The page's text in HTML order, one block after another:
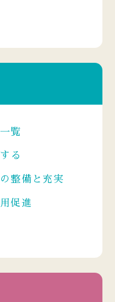
覧
る
整備と充実
促進